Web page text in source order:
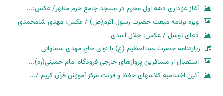
آغاز عزاداری دهه اول محرم در مسجد جامع حرم مطهر/ عکس:...
ویژه برنامه مبعث حضرت رسول اکرم(ص) / عکس: مهدی شامحمدی
دعای توسل / عکس: جلال اسدی
زیارتنامه حضرت عبدالعظیم (ع) با نوای حاج مهدی سماواتی
استقبال از مسافرین پروازهای خارجی فرودگاه امام خمینی(ره)...
آئین اختتامیه کلاسهای حفظ و قرائت مرکز آموزش قرآن کریم /...